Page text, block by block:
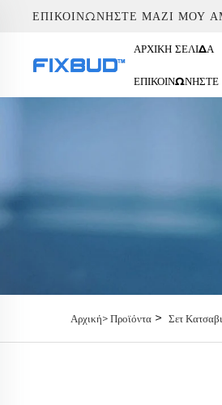
ΕΠΙΚΟΙΝΩΝΉΣΤΕ ΜΑΖΊ ΜΟΥ
ΑΡΧΙΚΉ ΣΕΛΊΔΑ
Αρχική>Προϊόντα > Σετ